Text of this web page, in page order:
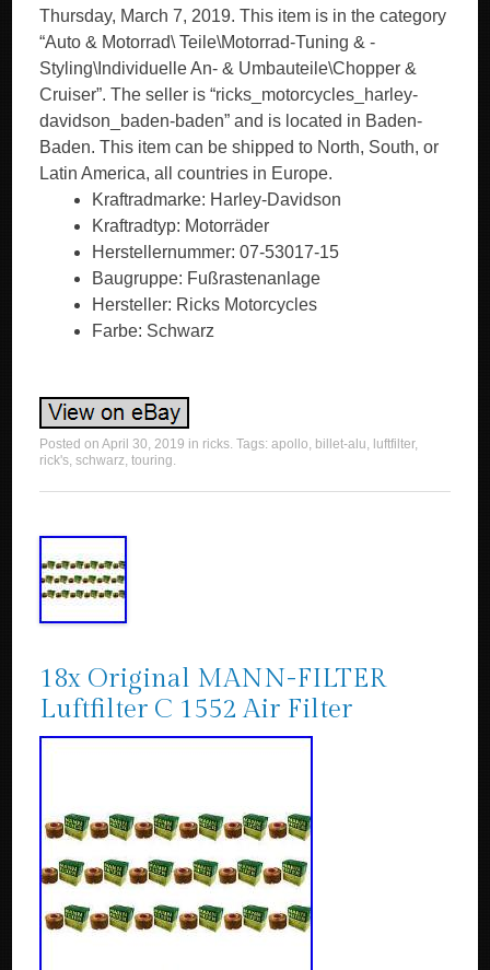
Thursday, March 7, 2019. This item is in the category
“Auto & Motorrad\ Teile\Motorrad-Tuning & -
Styling\Individuelle An- & Umbauteile\Chopper &
Cruiser”. The seller is “ricks_motorcycles_harley-
davidson_baden-baden” and is located in Baden-
Baden. This item can be shipped to North, South, or
Latin America, all countries in Europe.
Kraftradmarke: Harley-Davidson
Kraftradtyp: Motorräder
Herstellernummer: 07-53017-15
Baugruppe: Fußrastenanlage
Hersteller: Ricks Motorcycles
Farbe: Schwarz
Posted onApril 30, 2019 in ricks. Tags:apollo, billet-alu, luftfilter,
rick's,schwarz,touring.
18x Original MANN-FILTER
Luftfilter C 1552 Air Filter